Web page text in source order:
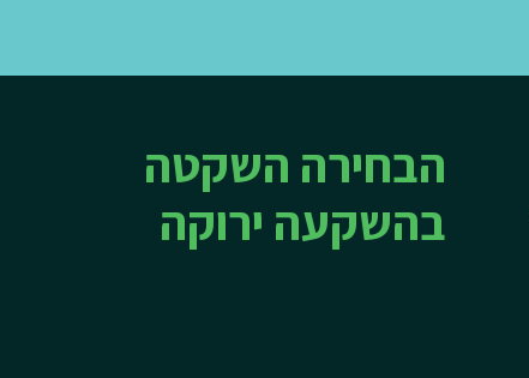
הבחירה השקטה
בהשקעה ירוקה